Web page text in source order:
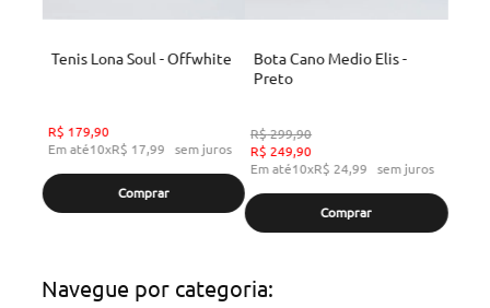
Tenis Lona Soul - Offwhite
R$ 179,90
Em até10xR$ 17,99 sem juros
Comprar
Bota Cano Medio Elis -
Preto
R$299,90
R$ 249,90
Em até10xR$ 24,99 sem juros
Comprar
Navegue por categoria: